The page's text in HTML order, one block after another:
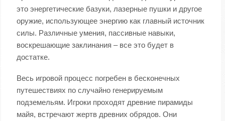
это энергетические базуки, лазерные пушки и другое
оружие, использующее энергию как главный источник
силы. Различные умения, пассивные навыки,
воскрешающие заклинания – все это будет в
достатке.
Весь игровой процесс погребен в бесконечных
путешествиях по случайно генерируемым
подземельям. Игроки проходят древние пирамиды
майя, встречают жертв древних обрядов. Они